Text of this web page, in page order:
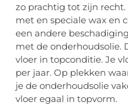
zo prachtig tot zijn
met en speciale wax en
een andere
met de onderhoudsolie.
vloer in topconditie. Je
per jaar. Op plekken
je de onderhoudsolie
vloer egaal in topvorm.